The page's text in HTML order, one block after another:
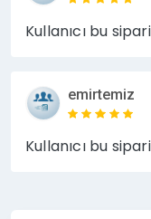
Kullanıcı bu
emirtemiz
Kullanıcı bu